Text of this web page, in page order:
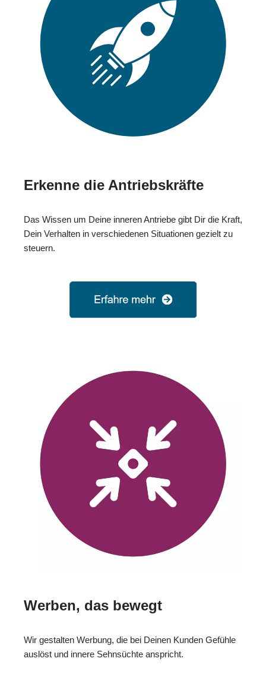
Erkenne die Antriebskräfte
Das Wissen um Deine inneren Antriebe gibt Dir die Kraft,
Dein Verhalten in verschiedenen Situationen gezielt zu
steuern.
Werben, das bewegt
Wir gestalten Werbung, die bei Deinen Kunden Gefühle
auslöst und innere Sehnsüchte anspricht.